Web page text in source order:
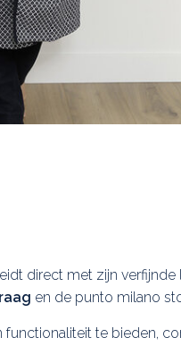
direct met zijn
en de punto milano
te bieden,